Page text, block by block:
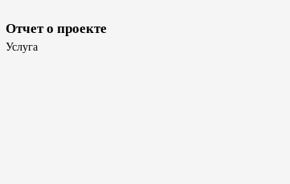
Отчет о проекте
Услуга